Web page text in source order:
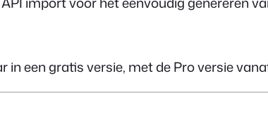
een gratis versie, met de Pro versie